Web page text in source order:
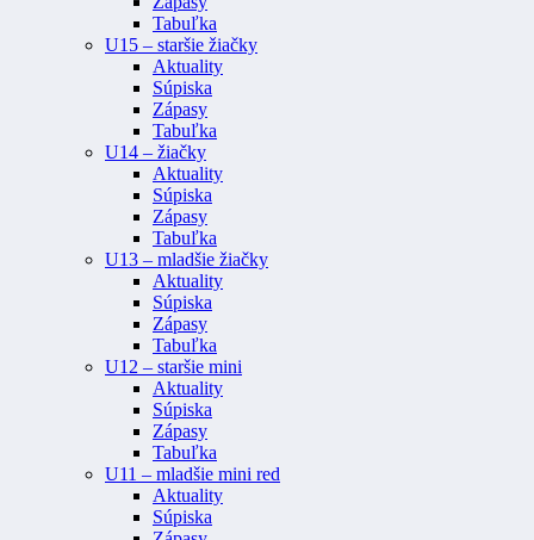
Tabuľka
U15 – staršie žiačky
Aktuality
Súpiska
Zápasy
Tabuľka
U14 – žiačky
Aktuality
Súpiska
Zápasy
Tabuľka
U13 – mladšie žiačky
Aktuality
Súpiska
Zápasy
Tabuľka
U12 – staršie mini
Aktuality
Súpiska
Zápasy
Tabuľka
U11 – mladšie mini red
Aktuality
Súpiska